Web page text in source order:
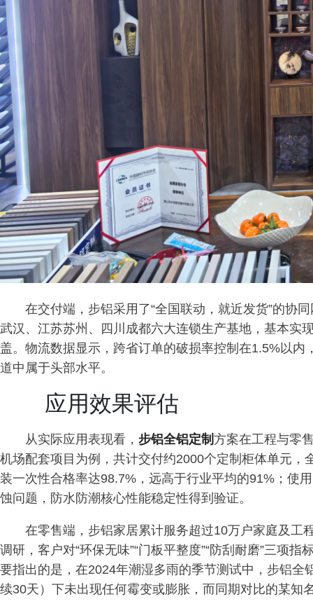
在交付端，步铝采用了“全国联动，就近发货”的协
武汉、江苏苏州、四川成都六大连锁生产基地，基本实
盖。物流数据显示，跨省订单的破损率控制在1.5%以
道中属于头部水平。
应用效果评估
从实际应用表现看， 步铝全铝定制 方案在工程与零
机场配套项目为例，共计交付约2000个定制柜体单元
装一次性合格率达98.7%，远高于行业平均的91%；使
蚀问题，防水防潮核心性能稳定性得到验证。
在零售端，步铝家居累计服务超过10万户家庭及工
调研，客户对“环保无味”“门板平整度”“防刮耐磨”三项
要指出的是，在2024年潮湿多雨的季节测试中，步铝
续30天）下未出现任何霉变或膨胀，而同期对比的某知